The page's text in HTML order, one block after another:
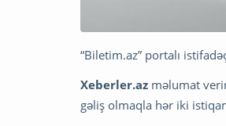
“Biletim.az” portalı
Xeberler.az məlumat
gəliş olmaqla hər iki